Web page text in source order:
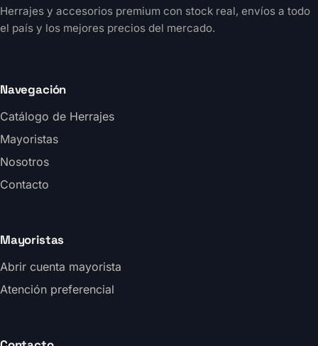
Herrajes y accesorios premium con stock real, envíos a todo
el país y los mejores precios del mercado.
Navegación
Catálogo de Herrajes
Mayoristas
Nosotros
Contacto
Mayoristas
Abrir cuenta mayorista
Atención preferencial